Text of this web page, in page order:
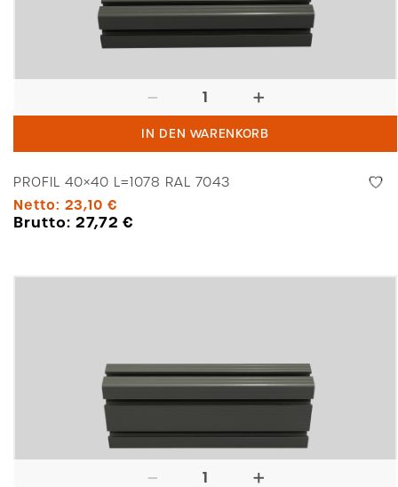
40x40
Menge
IN DEN WARENKORB
PROFIL 40×40 L=1078 RAL 7043
Netto: 23,10 €
Brutto: 27,72€